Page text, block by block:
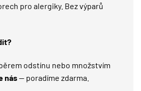
pro alergiky. Bez výparů
odstínu nebo množstvím
nás— poradíme zdarma.